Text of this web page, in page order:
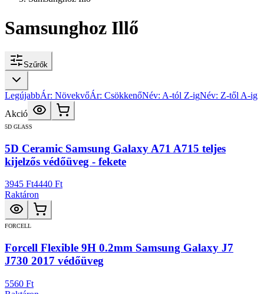
Samsunghoz Illő
Szűrők
LegújabbÁr: NövekvőÁr: CsökkenőNév: A-tól Z-igNév: Z-től A-ig
Akció
5D GLASS
5D Ceramic Samsung Galaxy A71 A715 teljes
kijelzős védőüveg - fekete
3945 Ft4440 Ft
Raktáron
FORCELL
Forcell Flexible 9H 0.2mm Samsung Galaxy J7
J730 2017 védőüveg
5560 Ft